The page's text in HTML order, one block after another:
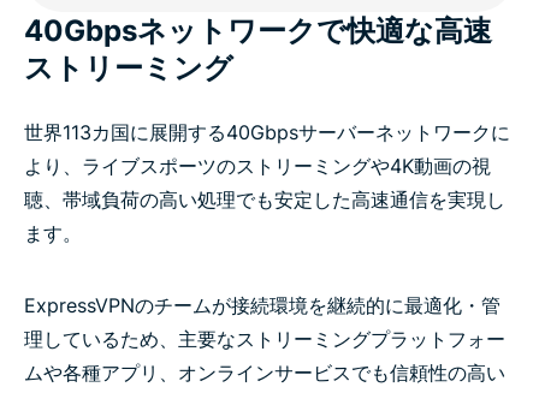
40Gbpsネットワークで快適な高速
ストリーミング
世界113カ国に展開する40Gbpsサーバーネットワークに
より、ライブスポーツのストリーミングや4K動画の視
聴、帯域負荷の高い処理でも安定した高速通信を実現し
ます。
ExpressVPNのチームが接続環境を継続的に最適化・管
理しているため、主要なストリーミングプラットフォー
ムや各種アプリ、オンラインサービスでも信頼性の高い